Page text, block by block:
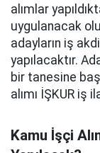
alımlar
uygulanacak
adayların iş
yapılacaktır.
bir tanesine
alımı İŞKUR iş
Kamu İşçi